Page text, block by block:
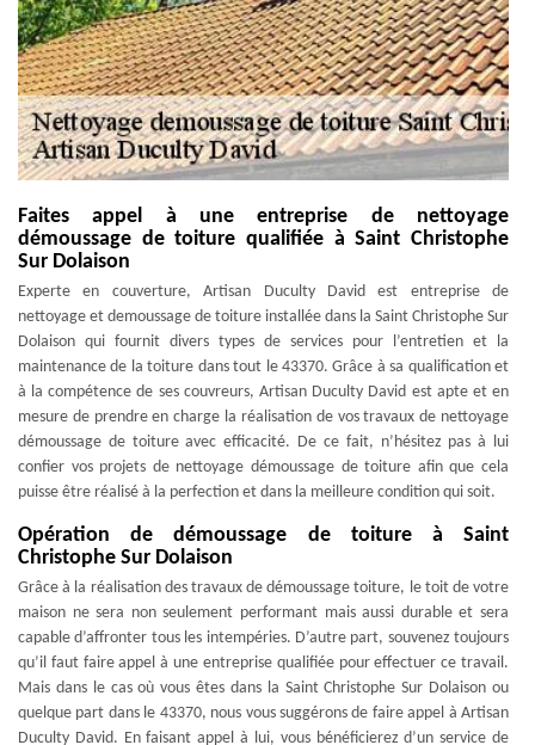
Faites appel à une entreprise de nettoyage
démoussage de toiture qualifiée à Saint Christophe
Sur Dolaison
Experte en couverture, Artisan Duculty David est entreprise de
nettoyage et demoussage de toiture installée dans la Saint Christophe Sur
Dolaison qui fournit divers types de services pour l’entretien et la
maintenance de la toiture dans tout le 43370. Grâce à sa qualification et
à la compétence de ses couvreurs, Artisan Duculty David est apte et en
mesure de prendre en charge la réalisation de vos travaux de nettoyage
démoussage de toiture avec efficacité. De ce fait, n’hésitez pas à lui
confier vos projets de nettoyage démoussage de toiture afin que cela
puisse être réalisé à la perfection et dans la meilleure condition qui soit.
Opération de démoussage de toiture à Saint
Christophe Sur Dolaison
Grâce à la réalisation des travaux de démoussage toiture, le toit de votre
maison ne sera non seulement performant mais aussi durable et sera
capable d’affronter tous les intempéries. D’autre part, souvenez toujours
qu’il faut faire appel à une entreprise qualifiée pour effectuer ce travail.
Mais dans le cas où vous êtes dans la Saint Christophe Sur Dolaison ou
quelque part dans le 43370, nous vous suggérons de faire appel à Artisan
Duculty David. En faisant appel à lui, vous bénéficierez d’un service de